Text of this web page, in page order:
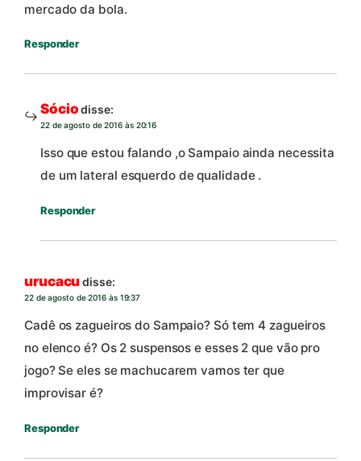
mercado da bola.
Responder
Sócio disse:
22 de agosto de 2016 às 20:16
Isso que estou falando ,o Sampaio ainda necessita
de um lateral esquerdo de qualidade .
Responder
urucacudisse:
22 de agosto de 2016 às 19:37
Cadê os zagueiros do Sampaio? Só tem 4 zagueiros
no elenco é? Os 2 suspensos e esses 2 que vão pro
jogo? Se eles se machucarem vamos ter que
improvisar é?
Responder